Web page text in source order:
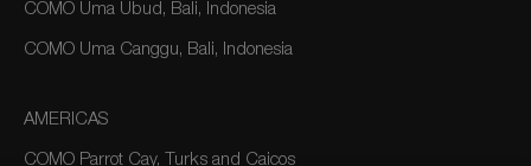
COMO Uma Ubud, Bali, Indonesia
COMO Uma Canggu, Bali, Indonesia
AMERICAS
COMO Parrot Cay, Turks and Caicos